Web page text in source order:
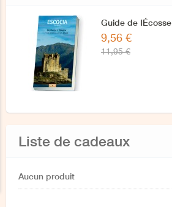
Guide de IÉcosse
9,56 €
11,95 €
Liste de cadeaux
Aucun produit